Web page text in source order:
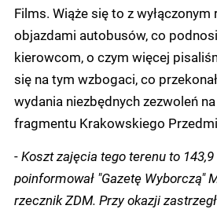
Films. Wiąże się to z wyłączonym
objazdami autobusów, co
kierowcom, o czym więcej
się na tym wzbogaci, co
wydania niezbędnych zezwoleń
fragmentu Krakowskiego
-Koszt zajęcia tego terenu to 143,9
poinformował "Gazetę Wyborczą"
rzecznik ZDM. Przy okazji